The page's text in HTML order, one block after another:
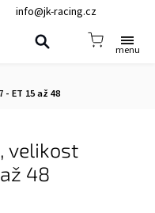
info@jk-racing.cz
- ET 15 až 48
velikost
48